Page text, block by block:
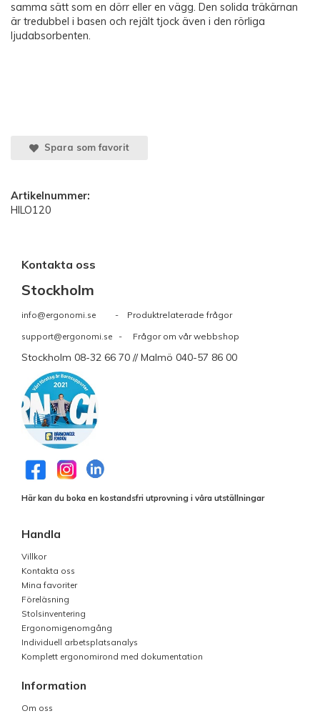
samma sätt som en dörr eller en vägg. Den solida träkärnan
är tredubbel i basen och rejält tjock även i den rörliga
ljudabsorbenten.
Spara som favorit
Artikelnummer:
HILO120
Kontakta oss
Stockholm
info@ergonomi.se - Produktrelaterade frågor
support@ergonomi.se - Frågor om vår webbshop
Stockholm 08-32 66 70 // Malmö 040-57 86 00
Här kan du boka en kostandsfri utprovning i våra utställningar
Handla
Villkor
Kontakta oss
Mina favoriter
Föreläsning
Stolsinventering
Ergonomigenomgång
Individuell arbetsplatsanalys
Komplett ergonomirond med dokumentation
Information
Om oss